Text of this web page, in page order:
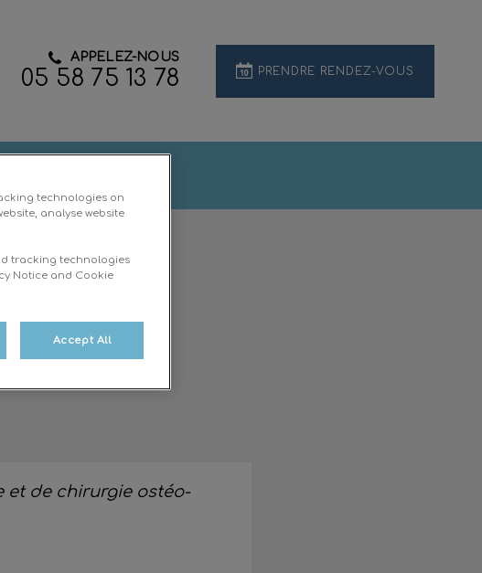
APPELEZ-NOUS
05 58 75 13 78 PRENDRE RENDEZ-VOUS
et de chirurgie ostéo-
technologies on
analyse website
tracking technologies
Notice and Cookie
Accept All